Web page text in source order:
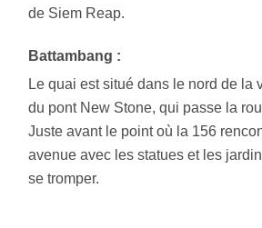
de Siem Reap.
Battambang :
Le quai est situé dans le nord de la
du pont New Stone, qui passe la
Juste avant le point où la 156
avenue avec les statues et les
se tromper.